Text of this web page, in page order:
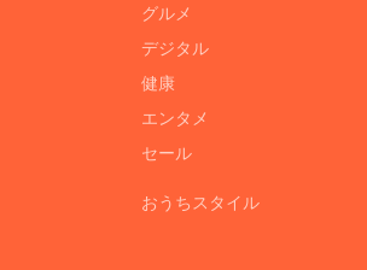
グルメ
デジタル
健康
エンタメ
セール
おうちスタイル